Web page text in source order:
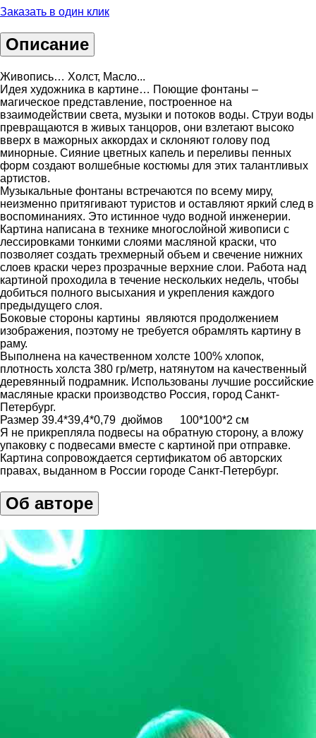
Заказать в один клик
Описание
Живопись… Холст, Масло...
Идея художника в картине… Поющие фонтаны –
магическое представление, построенное на
взаимодействии света, музыки и потоков воды. Струи воды
превращаются в живых танцоров, они взлетают высоко
вверх в мажорных аккордах и склоняют голову под
минорные. Сияние цветных капель и переливы пенных
форм создают волшебные костюмы для этих талантливых
артистов.
Музыкальные фонтаны встречаются по всему миру,
неизменно притягивают туристов и оставляют яркий след в
воспоминаниях. Это истинное чудо водной инженерии.
Картина написана в технике многослойной живописи с
лессировками тонкими слоями масляной краски, что
позволяет создать трехмерный объем и свечение нижних
слоев краски через прозрачные верхние слои. Работа над
картиной проходила в течение нескольких недель, чтобы
добиться полного высыхания и укрепления каждого
предыдущего слоя.
Боковые стороны картины являются продолжением
изображения, поэтому не требуется обрамлять картину в
раму.
Выполнена на качественном холсте 100% хлопок,
плотность холста 380 гр/метр, натянутом на качественный
деревянный подрамник. Использованы лучшие российские
масляные краски производство Россия, город Санкт-
Петербург.
Размер 39.4*39,4*0,79 дюймов 100*100*2 см
Я не прикрепляла подвесы на обратную сторону, а вложу
упаковку с подвесами вместе с картиной при отправке.
Картина сопровождается сертификатом об авторских
правах, выданном в России городе Санкт-Петербург.
Об авторе